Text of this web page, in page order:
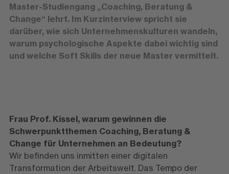
Master-Studiengang „Coaching, Beratung &
Change“ lehrt. Im Kurzinterview spricht sie
darüber, wie sich Unternehmenskulturen wandeln,
warum psychologische Aspekte dabei wichtig sind
und welche Soft Skills der neue Master vermittelt.
Frau Prof. Kissel, warum gewinnen die
Schwerpunktthemen Coaching, Beratung &
Change für Unternehmen an Bedeutung?
Wir befinden uns inmitten einer digitalen
Transformation der Arbeitswelt. Das Tempo der